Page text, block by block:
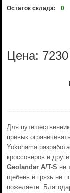
Остаток склада: 0
Цена: 7230
Для
привык
Yokohama
кроссоверов и
Geolandar A/T-S не
щебень и грязь не
пожелаете.